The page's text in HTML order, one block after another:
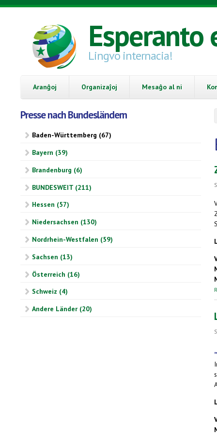
Skip to main content
Esperanto
Lingvo internacia!
Aranĝoj Organizaĵoj Mesaĝo al ni
Presse nach Bundesländern
Baden-Württemberg (67)
Bayern (39)
Brandenburg (6)
BUNDESWEIT (211)
Hessen (57)
Niedersachsen (130)
Nordrhein-Westfalen (59)
Sachsen (13)
Österreich (16)
Schweiz (4)
Andere Länder (20)